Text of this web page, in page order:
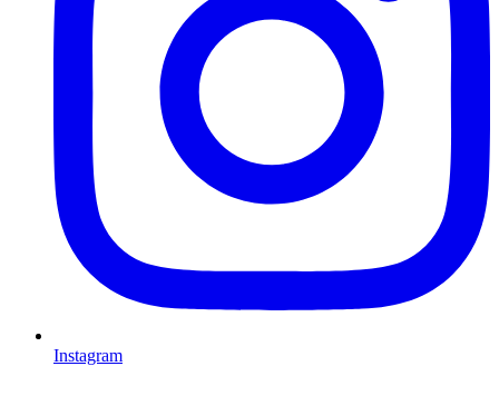
Instagram